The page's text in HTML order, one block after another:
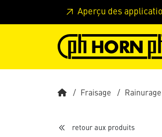
Skip to main content Passer à l'en-
Aperçu des
Fraisage
retour aux produits